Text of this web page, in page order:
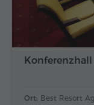
Konferenzhall
Ort: Best Resort